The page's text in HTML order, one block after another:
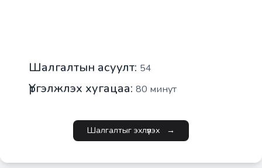
Шалгалтын асуулт: 54
Үргэлжлэх хугацаа: 80 минут
Шалгалтыг эхлүүлэх →